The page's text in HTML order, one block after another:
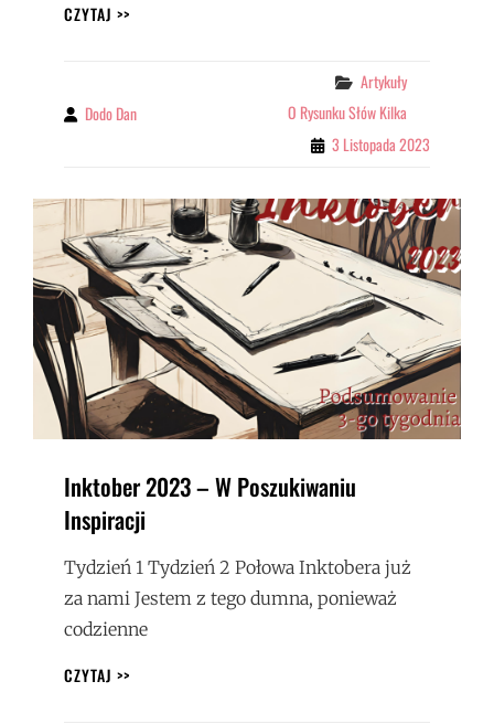
CZYTAJ >>
By Dodo Dan
Categories
Artykuły
O Rysunku Słów Kilka
3 Listopada 2023
Inktober 2023 – W Poszukiwaniu
Inspiracji
Tydzień 1 Tydzień 2 Połowa Inktobera już
za nami Jestem z tego dumna, ponieważ
codzienne
CZYTAJ >>